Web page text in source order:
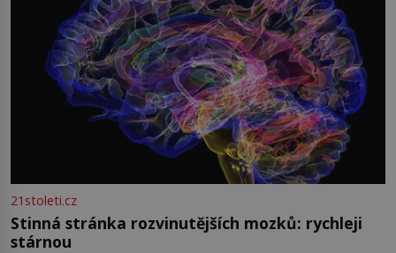
21stoleti.cz
Stinná stránka rozvinutějších mozků: rychleji
stárnou